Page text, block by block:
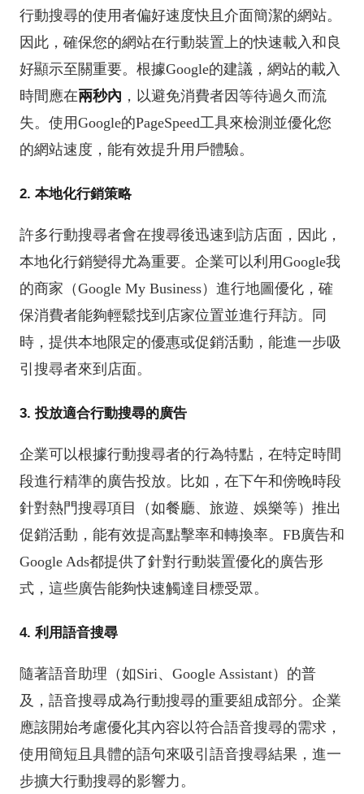
行動搜尋的使用者偏好速度快且介面簡潔的網站。
因此，確保您的網站在行動裝置上的快速載入和良
好顯示至關重要。根據Google的建議，網站的載入
時間應在兩秒內 ，以避免消費者因等待過久而流
失。使用Google的PageSpeed工具來檢測並優化您
的網站速度，能有效提升用戶體驗。
2. 本地化行銷策略
許多行動搜尋者會在搜尋後迅速到訪店面，因此，
本地化行銷變得尤為重要。企業可以利用Google我
的商家（Google My Business）進行地圖優化，確
保消費者能夠輕鬆找到店家位置並進行拜訪。同
時，提供本地限定的優惠或促銷活動，能進一步吸
引搜尋者來到店面。
3. 投放適合行動搜尋的廣告
企業可以根據行動搜尋者的行為特點，在特定時間
段進行精準的廣告投放。比如，在下午和傍晚時段
針對熱門搜尋項目（如餐廳、旅遊、娛樂等）推出
促銷活動，能有效提高點擊率和轉換率。FB廣告和
Google Ads都提供了針對行動裝置優化的廣告形
式，這些廣告能夠快速觸達目標受眾。
4. 利用語音搜尋
隨著語音助理（如Siri、Google Assistant）的普
及，語音搜尋成為行動搜尋的重要組成部分。企業
應該開始考慮優化其內容以符合語音搜尋的需求，
使用簡短且具體的語句來吸引語音搜尋結果，進一
步擴大行動搜尋的影響力。